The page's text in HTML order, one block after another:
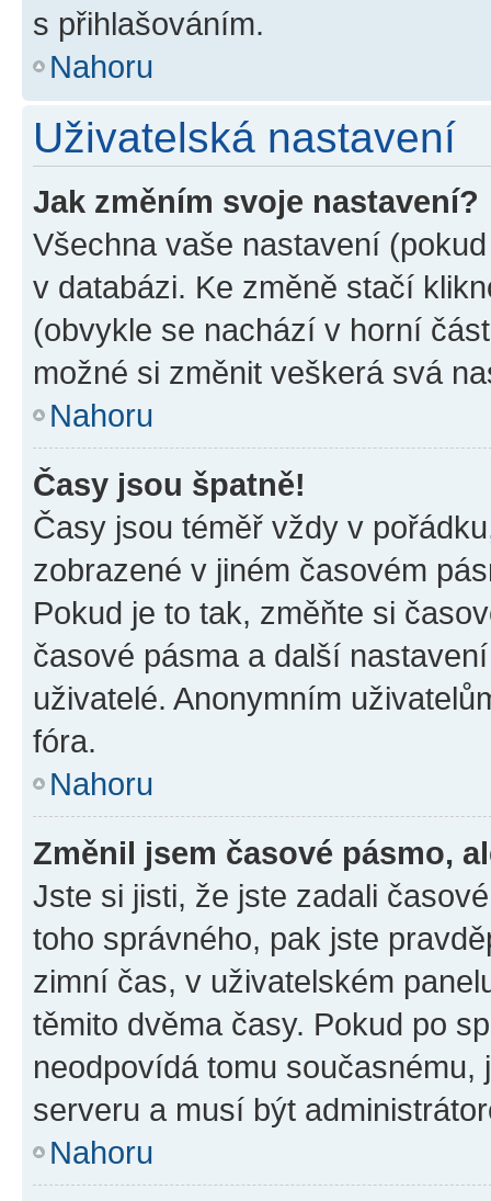
s přihlašováním.
Nahoru
Uživatelská nastavení
Jak změním svoje nastavení?
Všechna vaše nastavení
v databázi. Ke změně stačí
(obvykle se nachází v horní
možné si změnit veškerá svá
Nahoru
Časy jsou špatně!
Časy jsou téměř vždy v
zobrazené v jiném časovém
Pokud je to tak, změňte si
časové pásma a další
uživatelé. Anonymním
fóra.
Nahoru
Změnil jsem časové pásmo,
Jste si jisti, že jste zadali
toho správného, pak jste
zimní čas, v uživatelském
těmito dvěma časy. Pokud po
neodpovídá tomu
serveru a musí být
Nahoru